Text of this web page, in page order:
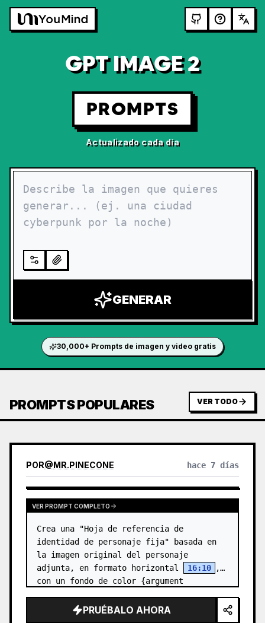
GPT IMAGE 2
PROMPTS
Actualizado cada día
GENERAR
30,000+ Prompts de imagen y video gratis
PROMPTS POPULARES VER TODO
POR@MR.PINECONE hace 7 días
VER PROMPT COMPLETO
Crea una "Hoja de referencia de
identidad de personaje fija" basada en
la imagen original del personaje
adjunta, en formato horizontal
16:10
,
con un fondo de color {argument
claro-b…
PRUÉBALO AHORA